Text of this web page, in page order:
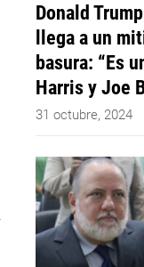
Donald
llega a un
basura: “Es
Harris y Joe
31 octubre, 2024